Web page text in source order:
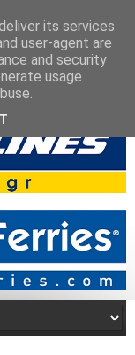
its services
user-agent are
and security
usage